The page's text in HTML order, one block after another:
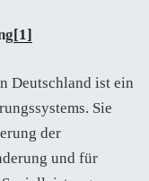
[1]
Deutschland ist ein
Sie
der
und für